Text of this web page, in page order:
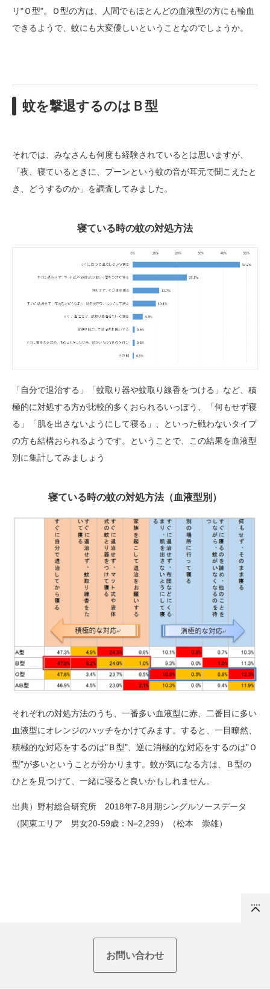
リ"Ｏ型"。Ｏ型の方は、人間でもほとんどの血液型の方にも輸血
できるようで、蚊にも大変優しいということなのでしょうか。
蚊を撃退するのはＢ型
それでは、みなさんも何度も経験されているとは思いますが、
「夜、寝ているときに、プーンという蚊の音が耳元で聞こえたと
き、どうするのか」を調査してみました。
寝ている時の蚊の対処方法
「自分で退治する」「蚊取り器や蚊取り線香をつける」など、積
極的に対処する方が比較的多くおられるいっぽう、「何もせず寝
る」「肌を出さないようにして寝る」、といった戦わないタイプ
の方も結構おられるようです。ということで、この結果を血液型
別に集計してみましょう
寝ている時の蚊の対処方法（血液型別）
それぞれの対処方法のうち、一番多い血液型に赤、二番目に多い
血液型にオレンジのハッチをかけてみます。すると、一目瞭然、
積極的な対応をするのは"Ｂ型"、逆に消極的な対応をするのは"Ｏ
型"が多いということが分かります。蚊が気になる方は、Ｂ型の
ひとを見つけて、一緒に寝ると良いかもしれません。
出典）野村総合研究所 2018年7-8月期シングルソースデータ
（関東エリア 男女20-59歳：N=2,299）（松本 崇雄）
お問い合わせ